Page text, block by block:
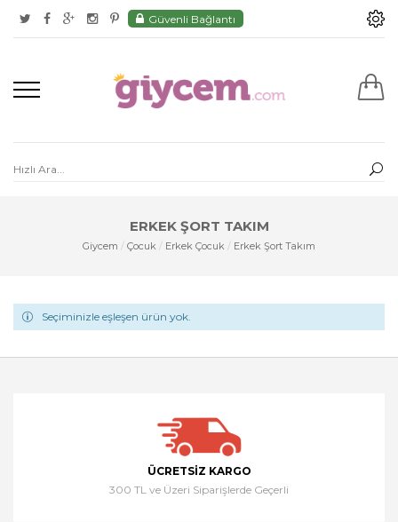
Güvenli Bağlantı
ERKEK ŞORT TAKIM
Giycem / Çocuk / Erkek Çocuk / Erkek Şort Takım
Seçiminizle eşleşen ürün yok.
ÜCRETSIZ KARGO
300 TL ve Üzeri Siparişlerde Geçerli